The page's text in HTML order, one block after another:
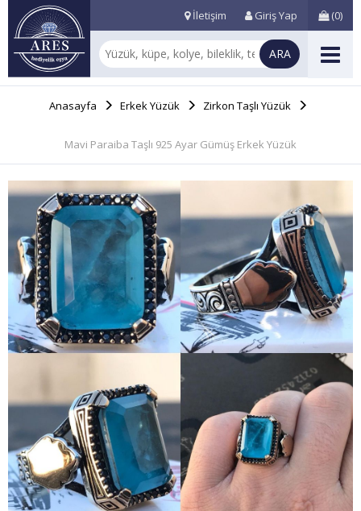
İletişim Giriş Yap (0)
Anasayfa Erkek Yüzük Zirkon Taşlı Yüzük
Mavi Paraiba Taşlı 925 Ayar Gümüş Erkek Yüzük